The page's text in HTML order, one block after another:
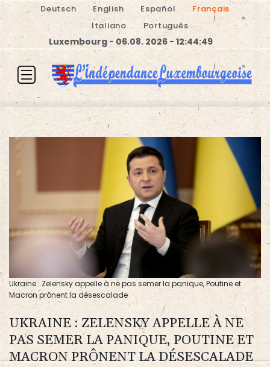
Deutsch English Español
Français
Italiano
Português
Luxembourg - 06.08. 2026 - 12:44:50
Ukraine : Zelensky appelle à ne pas semer la panique, Poutine et
Macron prônent la désescalade
UKRAINE : ZELENSKY APPELLE À NE
PAS SEMER LA PANIQUE, POUTINE ET
MACRON PRÔNENT LA DÉSESCALADE